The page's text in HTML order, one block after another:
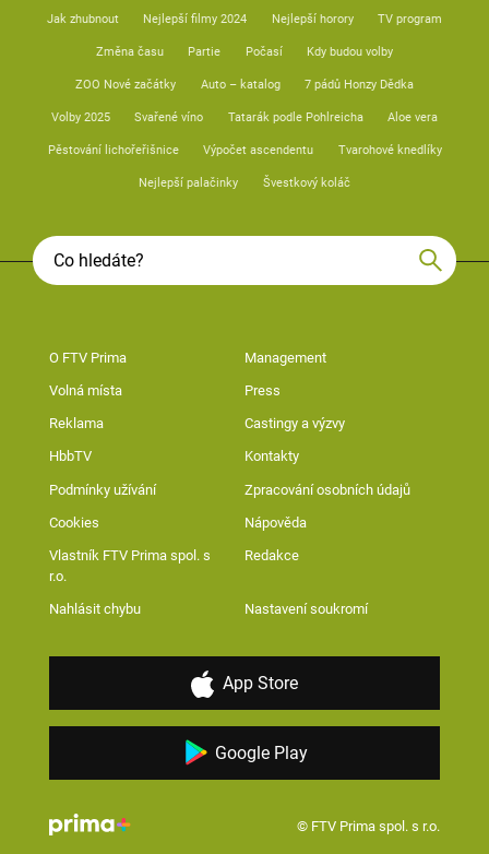
Jak zhubnout Nejlepší filmy 2024 Nejlepší horory TV program
Změna času Partie Počasí Kdy budou volby
ZOO Nové začátky Auto – katalog 7 pádů Honzy Dědka
Volby 2025 Svařené víno Tatarák podle Pohlreicha Aloe vera
Pěstování lichořeřišnice Výpočet ascendentu Tvarohové knedlíky
Nejlepší palačinky Švestkový koláč
O FTV Prima Management
Volná místa Press
Reklama Castingy a výzvy
HbbTV Kontakty
Podmínky užívání Zpracování osobních údajů
Cookies Nápověda
Vlastník FTV Prima spol. s
r.o.
Redakce
Nahlásit chybu Nastavení soukromí
App Store
Google Play
© FTV Prima spol. s r.o.